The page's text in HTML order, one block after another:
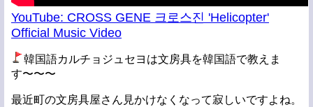
YouTube: CROSS GENE 크로스진 'Helicopter'
Official Music Video
韓国語カルチョジュセヨは文房具を韓国語で教えま
す〜〜〜
最近町の文房具屋さん見かけなくなって寂しいですよね。